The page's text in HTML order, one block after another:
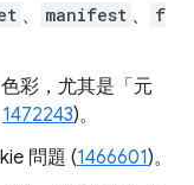
、 manifest 、
f
彩，尤其是「元
1472243)。
問題 (1466601)。